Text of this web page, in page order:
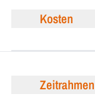
Kosten
Zeitrahmen